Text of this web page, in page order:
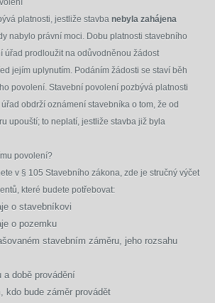
platnosti, jestliže stavba nebyla zahájena
nabylo právní moci. Dobu platnosti stavebního
úřad prodloužit na odůvodněnou žádost
jejím uplynutím. Podáním žádosti se staví běh
povolení. Stavební povolení pozbývá platnosti
obdrží oznámení stavebníka o tom, že od
upouští; to neplatí, jestliže stavba již byla
povolení?
v § 105 Stavebního zákona, zde je stručný výčet
které budete potřebovat:
o stavebníkovi
o pozemku
stavebním záměru, jeho rozsahu
a době provádění
kdo bude záměr provádět